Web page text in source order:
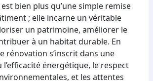
bien plus qu’une simple remise
; elle incarne un véritable
un patrimoine, améliorer le
à un habitat durable. En
rénovation s’inscrit dans une
énergétique, le respect
et les attentes